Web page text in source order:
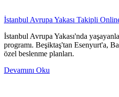
İstanbul Avrupa Yakası Takipli
İstanbul Avrupa Yakası'nda
programı. Beşiktaş'tan Esenyurt'a,
özel beslenme planları.
Devamını Oku